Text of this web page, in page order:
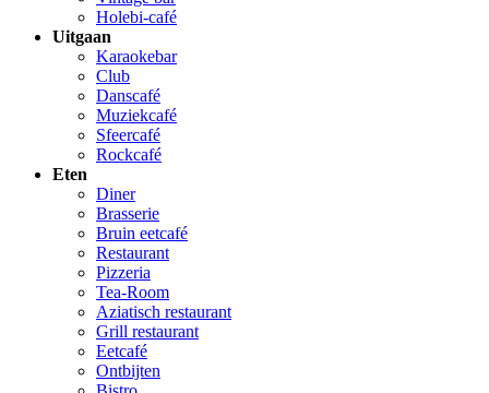
Holebi-café
Uitgaan
Karaokebar
Club
Danscafé
Muziekcafé
Sfeercafé
Rockcafé
Eten
Diner
Brasserie
Bruin eetcafé
Restaurant
Pizzeria
Tea-Room
Aziatisch restaurant
Grill restaurant
Eetcafé
Ontbijten